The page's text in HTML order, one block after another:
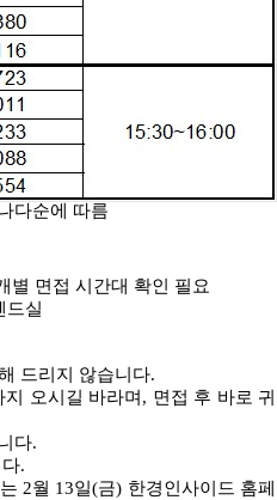
다순에 따름
별 면접 시간대 확인 필요
드실
드리지 않습니다.
지 오시길 바라며 , 면접 후 바로
다.
.
2월 13일(금) 한경인사이드 홈